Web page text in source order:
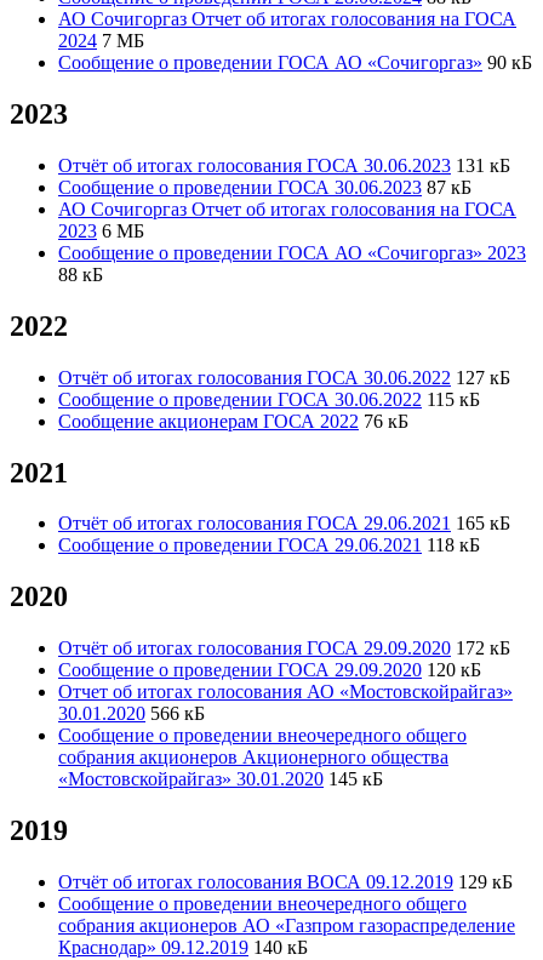
АО Сочигоргаз Отчет об итогах голосования на ГОСА
2024 7 МБ
Сообщение о проведении ГОСА АО «Сочигоргаз» 90 кБ
2023
Отчёт об итогах голосования ГОСА 30.06.2023 131 кБ
Сообщение о проведении ГОСА 30.06.2023 87 кБ
АО Сочигоргаз Отчет об итогах голосования на ГОСА
2023 6 МБ
Сообщение о проведении ГОСА АО «Сочигоргаз» 2023
88 кБ
2022
Отчёт об итогах голосования ГОСА 30.06.2022 127 кБ
Сообщение о проведении ГОСА 30.06.2022 115 кБ
Сообщение акционерам ГОСА 2022 76 кБ
2021
Отчёт об итогах голосования ГОСА 29.06.2021 165 кБ
Сообщение о проведении ГОСА 29.06.2021 118 кБ
2020
Отчёт об итогах голосования ГОСА 29.09.2020 172 кБ
Сообщение о проведении ГОСА 29.09.2020 120 кБ
Отчет об итогах голосования АО «Мостовскойрайгаз»
30.01.2020 566 кБ
Сообщение о проведении внеочередного общего
собрания акционеров Акционерного общества
«Мостовскойрайгаз» 30.01.2020 145 кБ
2019
Отчёт об итогах голосования ВОСА 09.12.2019 129 кБ
Сообщение о проведении внеочередного общего
собрания акционеров АО «Газпром газораспределение
Краснодар» 09.12.2019 140 кБ